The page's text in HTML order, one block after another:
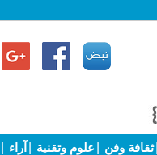
ثقافة وفن علوم وتقنية آراء